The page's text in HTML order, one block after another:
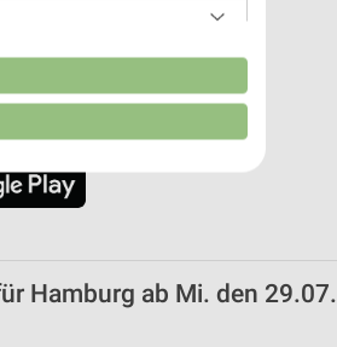
Hamburg ab Mi. den 29.07.